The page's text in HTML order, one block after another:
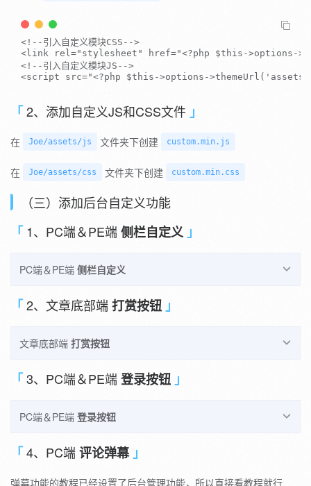
<!--引入自定义模块CSS-->
< link rel=" stylesheet " href="<?php $this ->options ->
<!--引入自定义模块JS-->
<script src="<?php $this ->options ->themeUrl (
2、添加自定义JS和CSS文件
在 Joe/assets/js 文件夹下创建 custom.min.js
在 Joe/assets/css 文件夹下创建 custom.min.css
（三）添加后台自定义功能
1、PC端＆PE端侧栏自定义
PC端＆PE端 侧栏自定义
要添加侧栏或者底栏，只需要在 custom.php
例如：
$JCustomAside
NULL,
2、文章底部端打赏按钮
文章底部端 打赏按钮
（1）添加后台开关及配置
示，默认开启
3、PC端＆PE端登录按钮
PC端＆PE端 登录按钮
PC端登录Joe主题已经添加上了，而且功能比较完善，直接使用
4、PC端评论弹幕
弹幕功能的教程已经设置了后台管理功能，所以直接看教程就行